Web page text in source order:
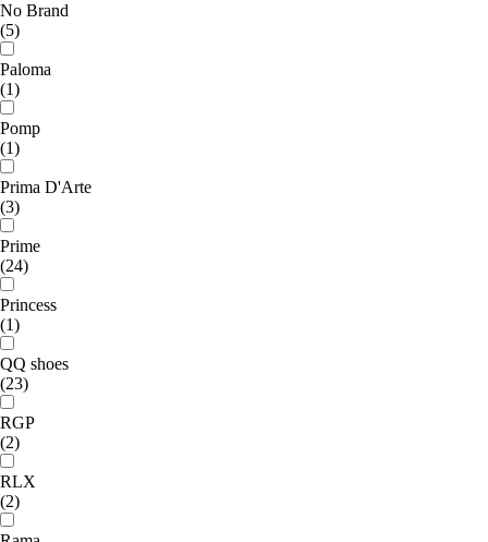
No Brand
(5)
Paloma
(1)
Pomp
(1)
Prima D'Arte
(3)
Prime
(24)
Princess
(1)
QQ shoes
(23)
RGP
(2)
RLX
(2)